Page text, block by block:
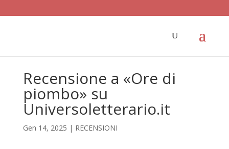
Recensione a «Ore di
piombo» su
Universoletterario.it
Gen 14, 2025 | RECENSIONI